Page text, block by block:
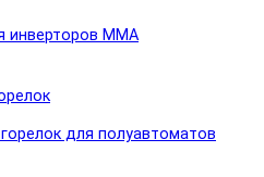
инверторов MMA
для полуавтоматов